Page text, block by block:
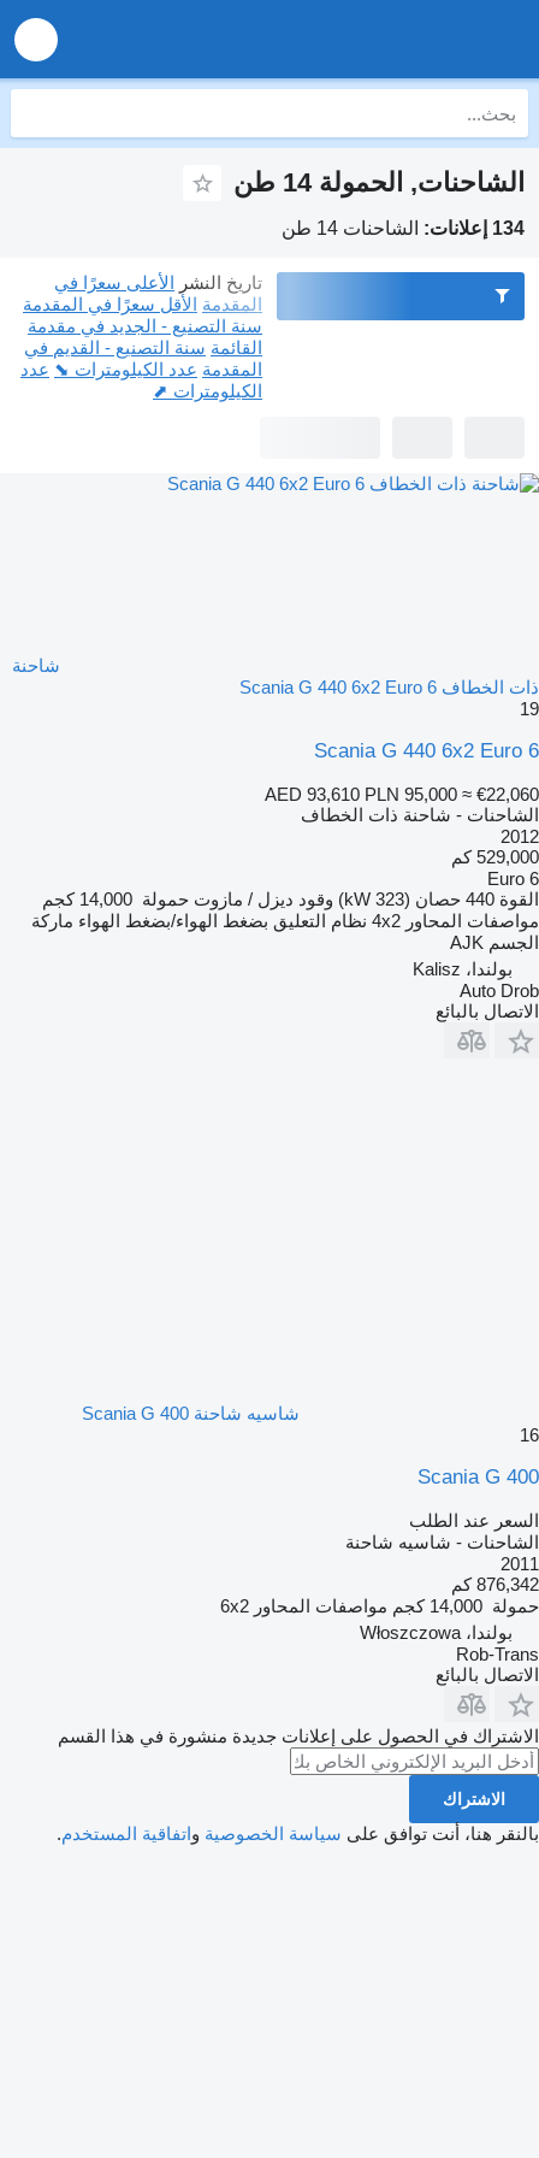
الشاحنات, الحمولة 14 طن
134 إعلانات: الشاحنات 14 طن
تاريخ النشر الأعلى سعرًا في
المقدمة الأقل سعرًا في المقدمة
سنة التصنيع - الجديد في مقدمة
القائمة سنة التصنيع - القديم في
المقدمة عدد الكيلومترات ⬊ عدد
الكيلومترات ⬈
شاحنة
ذات الخطاف Scania G 440 6x2 Euro 6
19
Scania G 440 6x2 Euro 6
AED 93,610 PLN 95,000 ≈ €22,060
الشاحنات - شاحنة ذات الخطاف
2012
529,000 كم
Euro 6
القوة 440 حصان (323 kW) وقود ديزل / مازوت حمولة 14,000 كجم
مواصفات المحاور 4x2 نظام التعليق بضغط الهواء/بضغط الهواء ماركة
الجسم AJK
بولندا، Kalisz
Auto Drob
الاتصال بالبائع
شاسيه شاحنة Scania G 400
16
Scania G 400
السعر عند الطلب
الشاحنات - شاسيه شاحنة
2011
876,342 كم
حمولة 14,000 كجم مواصفات المحاور 6x2
بولندا، Włoszczowa
Rob-Trans
الاتصال بالبائع
الاشتراك في الحصول على إعلانات جديدة منشورة في هذا القسم
الاشتراك
بالنقر هنا، أنت توافق على سياسة الخصوصية واتفاقية المستخدم.